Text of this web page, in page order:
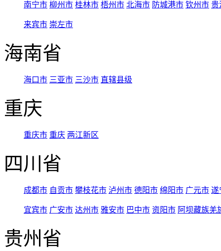
南宁市 柳州市 桂林市 梧州市 北海市 防城港市 钦州市 贵
来宾市 崇左市
海南省
海口市 三亚市 三沙市 直辖县级
重庆
重庆市 重庆 两江新区
四川省
成都市 自贡市 攀枝花市 泸州市 德阳市 绵阳市 广元市 遂
宜宾市 广安市 达州市 雅安市 巴中市 资阳市 阿坝藏族羌
贵州省